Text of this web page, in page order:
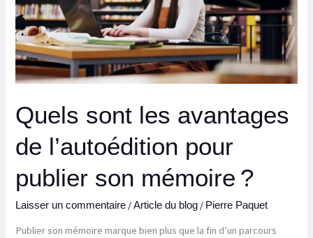
Quels sont les avantages
de l’autoédition pour
publier son mémoire ?
Laisser un commentaire /Article du blog / Pierre Paquet
Publier son mémoire marque bien plus que la fin d’un parcours
l’autoédition
pour
publier
son
mémoire ?